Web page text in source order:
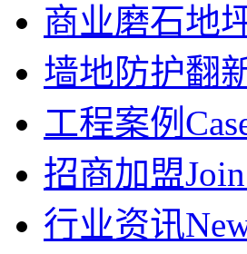
商业磨石地
墙地防护翻
工程案例
招商加盟
行业资讯